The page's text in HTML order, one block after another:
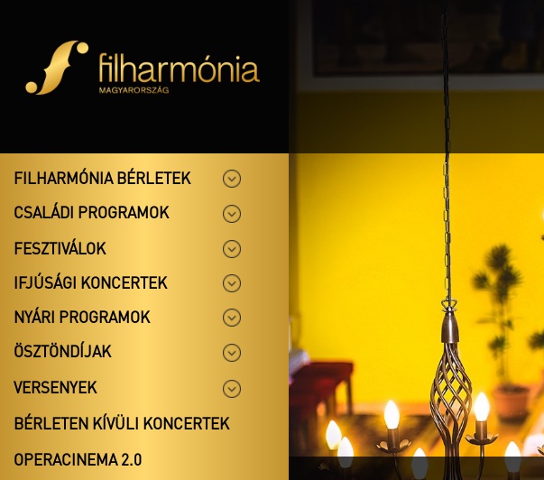
FILHARMÓNIA BÉRLETEK
CSALÁDI PROGRAMOK
FESZTIVÁLOK
IFJÚSÁGI KONCERTEK
NYÁRI PROGRAMOK
ÖSZTÖNDÍJAK
VERSENYEK
BÉRLETEN KÍVÜLI KONCERTEK
OPERACINEMA 2.0